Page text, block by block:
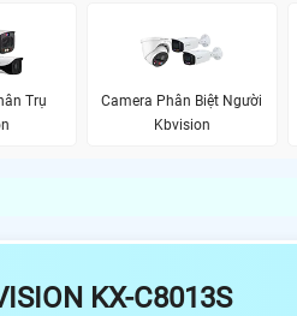
Trụ
Camera Phân Biệt Người
Kbvision
KX-C8013S